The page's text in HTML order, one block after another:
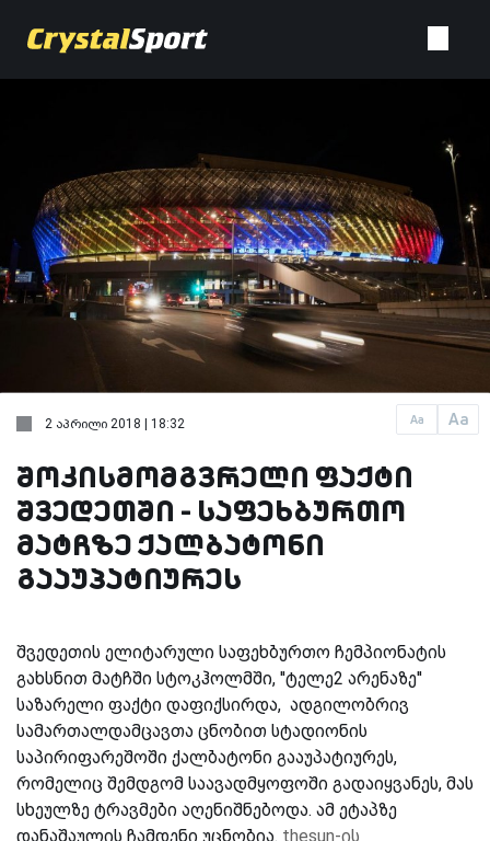
Aa Aa
2 აპრილი 2018 | 18:32
შოკისმომგვრელი ფაქტი
შვედეთში - საფეხბურთო
მატჩზე ქალბატონი
გააუპატიურეს
შვედეთის ელიტარული საფეხბურთო ჩემპიონატის
გახსნით მატჩში სტოკჰოლმში, ''ტელე2 არენაზე''
საზარელი ფაქტი დაფიქსირდა, ადგილობრივ
სამართალდამცავთა ცნობით სტადიონის
საპირიფარეშოში ქალბატონი გააუპატიურეს,
რომელიც შემდგომ საავადმყოფოში გადაიყვანეს, მას
სხეულზე ტრავმები აღენიშნებოდა. ამ ეტაპზე
დანაშაულის ჩამდენი უცნობია. thesun-ის